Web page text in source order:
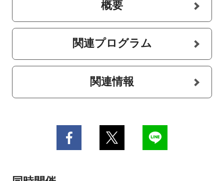
概要
関連プログラム
関連情報